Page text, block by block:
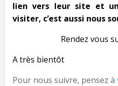
lien vers leur site et
visiter, c’est aussi nous
Rendez vous
A très bientôt
Pour nous suivre, pensez à